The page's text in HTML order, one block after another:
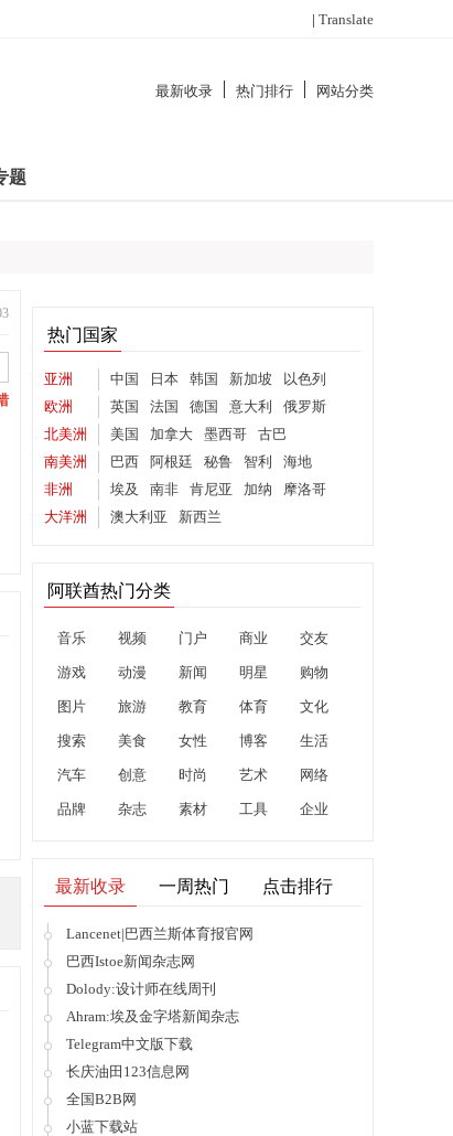
| Translate
最新收录 热门排行 网站分类
题
热门国家
亚洲 中国 日本 韩国 新加坡
以色列
欧洲
英国 法国 德国 意大利
俄罗斯
北美洲
美国 加拿大 墨西哥
古巴
南美洲
巴西 阿根廷 秘鲁 智利
海地
非洲
埃及 南非 肯尼亚 加纳
摩洛哥
大洋洲
澳大利亚 新西兰
阿联酋热门分类
音乐 视频 门户 商业 交友
游戏 动漫 新闻 明星 购物
图片 旅游 教育 体育 文化
搜索 美食 女性 博客 生活
汽车 创意 时尚 艺术 网络
品牌 杂志 素材 工具 企业
最新收录 一周热门 点击排行
Lancenet|巴西兰斯体育报官网
巴西Istoe新闻杂志网
Dolody:设计师在线周刊
Ahram:埃及金字塔新闻杂志
Telegram中文版下载
长庆油田123信息网
全国B2B网
小蓝下载站